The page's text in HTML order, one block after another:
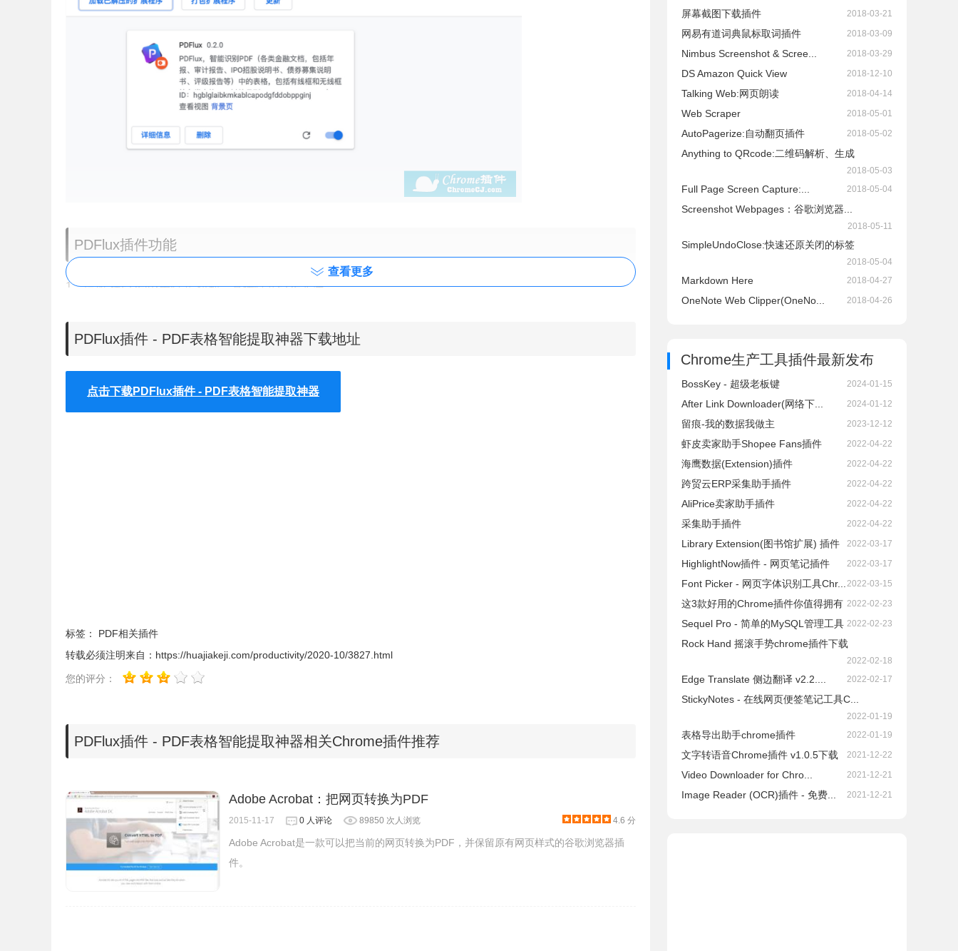
PDFlux插件功能
1、增加”在PDFlux中打开“按钮，直接打开PDF文件
3、快捷查看历史记录，多种方式访问
4、支持巨潮网、上交所、港交所，会支持更多网站
PDFlux插件目前支持的网站
3、上海清算所
4、中国外汇交易中心暨全国银行间同业拆借中心
5、北京金融资产交易所
8、美国证监会SEC
1、PDFlux插件离线安装的方法参照一下方法：老版本Chrome浏览器，首先在标签页输入
【chrome://extensions/】进入chrome扩展程序，解压你在本站下载的插件，并拖入扩展程序页即可。
查看更多
PDFlux插件 - PDF表格智能提取神器下载地址
点击下载PDFlux插件 - PDF表格智能提取神器
标签：
PDF相关插件
转载必须注明来自： https://huajiakeji.com/productivity/2020-10/3827.html
您的评分：
PDFlux插件 - PDF表格智能提取神器相关Chrome插件推荐
Adobe Acrobat：把网页转换为PDF
2015-11-17 0 人评论 89850 次人浏览 4.6 分
Adobe Acrobat是一款可以把当前的网页转换为PDF，并保留原有网页样式的谷歌浏览器插
件。
屏幕截图下载插件 2018-03-21
网易有道词典鼠标取词插件 2018-03-09
Nimbus Screenshot & Scree... 2018-03-29
DS Amazon Quick View 2018-12-10
Talking Web:网页朗读 2018-04-14
Web Scraper 2018-05-01
AutoPagerize:自动翻页插件 2018-05-02
Anything to QRcode:二维码解析、生成
2018-05-03
Full Page Screen Capture:... 2018-05-04
Screenshot Webpages：谷歌浏览器...
2018-05-11
SimpleUndoClose:快速还原关闭的标签
2018-05-04
Markdown Here 2018-04-27
OneNote Web Clipper(OneNo... 2018-04-26
Chrome生产工具插件最新发布
BossKey - 超级老板键 2024-01-15
After Link Downloader(网络下... 2024-01-12
留痕-我的数据我做主 2023-12-12
虾皮卖家助手Shopee Fans插件 2022-04-22
海鹰数据(Extension)插件 2022-04-22
跨贸云ERP采集助手插件 2022-04-22
AliPrice卖家助手插件 2022-04-22
采集助手插件 2022-04-22
Library Extension(图书馆扩展) 插件 2022-03-17
HighlightNow插件 - 网页笔记插件 2022-03-17
Font Picker - 网页字体识别工具Chr... 2022-03-15
这3款好用的Chrome插件你值得拥有 2022-02-23
Sequel Pro - 简单的MySQL管理工具 2022-02-23
Rock Hand 摇滚手势chrome插件下载
2022-02-18
Edge Translate 侧边翻译 v2.2.... 2022-02-17
StickyNotes - 在线网页便签笔记工具C...
2022-01-19
表格导出助手chrome插件 2022-01-19
文字转语音Chrome插件 v1.0.5下载 2021-12-22
Video Downloader for Chro... 2021-12-21
Image Reader (OCR)插件 - 免费... 2021-12-21